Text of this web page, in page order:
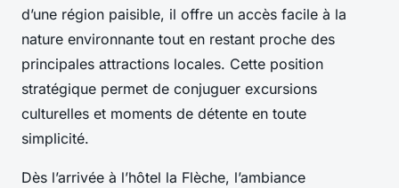
d’une région paisible, il offre un accès facile à la
nature environnante tout en restant proche des
principales attractions locales. Cette position
stratégique permet de conjuguer excursions
culturelles et moments de détente en toute
simplicité.
Dès l’arrivée à l’hôtel la Flèche, l’ambiance